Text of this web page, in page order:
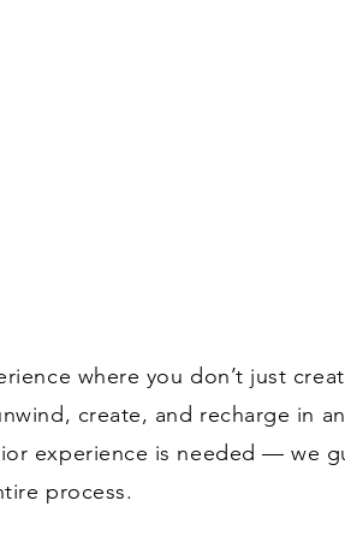
where you don’t just
create, and recharge in
experience is needed — we
process.